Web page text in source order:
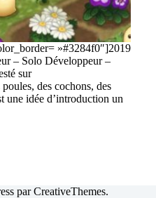
»#3284f0″]2019
– Solo Développeur –
sur
des cochons, des
une idée d’introduction un
parCreativeThemes.